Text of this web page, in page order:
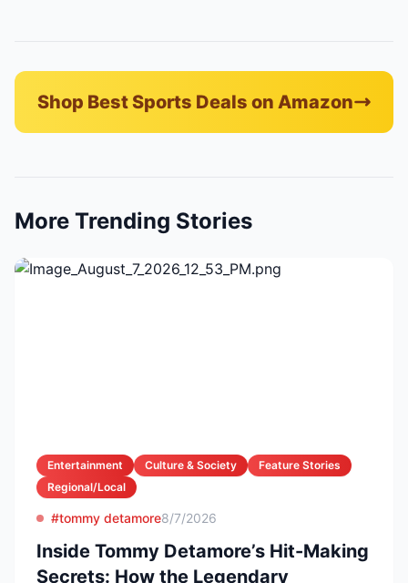
Shop Best Sports Deals on Amazon
More Trending Stories
Entertainment Culture & Society
Feature Stories
Regional/Local
#tommy detamore8/7/2026
Inside Tommy Detamore’s Hit-Making
Secrets: How the Legendary